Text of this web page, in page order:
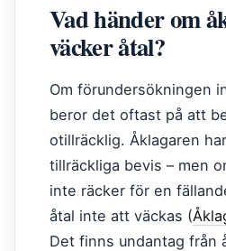
Vad händer om
väcker åtal?
Om förundersökningen
beror det oftast på att
otillräcklig. Åklagaren
tillräckliga bevis – men
inte räcker för en
åtal inte att väckas (
Det finns undantag från